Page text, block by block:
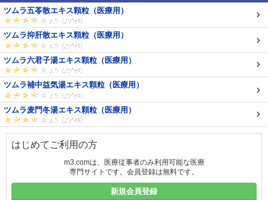
ツムラ五苓散エキス顆粒（医療用）
ツムラ抑肝散エキス顆粒（医療用）
ツムラ六君子湯エキス顆粒（医療用）
ツムラ補中益気湯エキス顆粒（医療用）
ツムラ麦門冬湯エキス顆粒（医療用）
はじめてご利用の方
m3.comは、医療従事者のみ利用可能な医療
専門サイトです。会員登録は無料です。
新規会員登録